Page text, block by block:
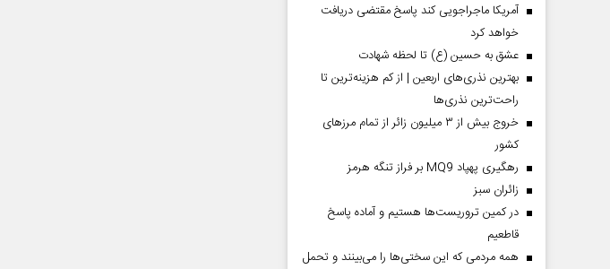
آمریکا ماجراجویی کند پاسخ مقتضی دریافت
خواهد کرد
عشق به حسین (ع) تا لحظه شهادت
بهترین نذری‌های اربعین | از کم هزینه‌ترین تا
راحت‌ترین نذری‌ها
خروج بیش از ۳ میلیون زائر از تمام مرز‌های
کشور
رهگیری پهپاد MQ9 بر فراز تنگه هرمز
‌زائران سبز
در کمین تروریست‌ها هستیم و آماده پاسخ
قاطعیم
همه مردمی که این سختی‌ها را می‌بینند و تحمل